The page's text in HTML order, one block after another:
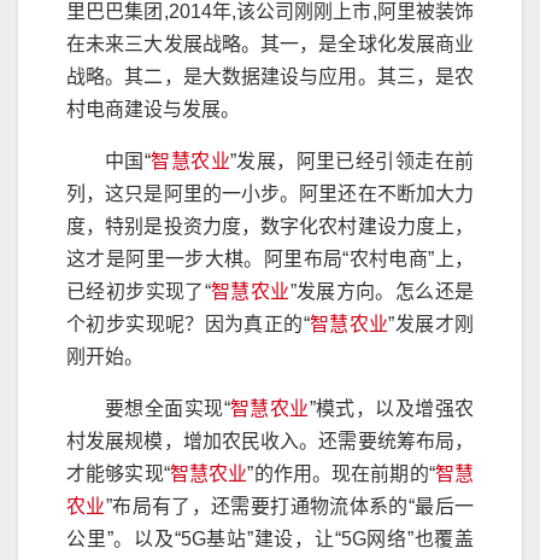
里巴巴集团,2014年,该公司刚刚上市,阿里被装饰
在未来三大发展战略。其一，是全球化发展商业
战略。其二，是大数据建设与应用。其三，是农
村电商建设与发展。
中国“智慧农业”发展，阿里已经引领走在前
列，这只是阿里的一小步。阿里还在不断加大力
度，特别是投资力度，数字化农村建设力度上，
这才是阿里一步大棋。阿里布局“农村电商”上，
已经初步实现了“智慧农业”发展方向。怎么还是
个初步实现呢？因为真正的“智慧农业”发展才刚
刚开始。
要想全面实现“智慧农业”模式，以及增强农
村发展规模，增加农民收入。还需要统筹布局，
才能够实现“智慧农业”的作用。现在前期的“智慧
农业”布局有了，还需要打通物流体系的“最后一
公里”。以及“5G基站”建设，让“5G网络”也覆盖